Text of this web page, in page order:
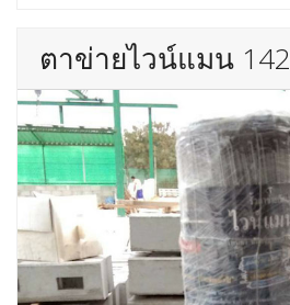
ตาข่ายไวน์แมน 142